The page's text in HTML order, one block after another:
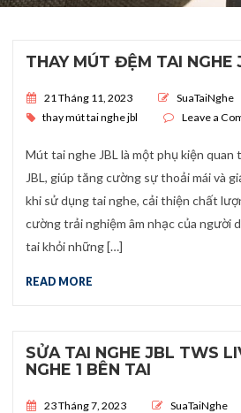
THAY MÚT ĐỆM TAI NGHE
Posted on
21 Tháng 11, 2023 SuaTaiNghe
thay mút tai nghe jbl
Leave a
Mút tai nghe JBL là một phụ kiện quan
JBL, giúp tăng cường sự thoải mái và
khi sử dụng tai nghe, cải thiện chất
cường trải nghiệm âm nhạc của người
tai khỏi những […]
READ MORE
SỬA TAI NGHE JBL TWS
NGHE 1 BÊN TAI
Posted on
23 Tháng 7, 2023 SuaTaiNghe